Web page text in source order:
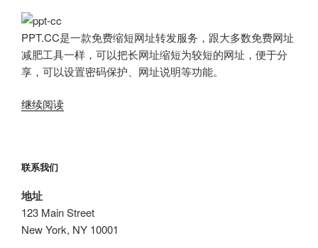
PPT.CC是一款免费缩短网址转发服务，跟大多数免费网址
减肥工具一样，可以把长网址缩短为较短的网址，便于分
享，可以设置密码保护、网址说明等功能。
继续阅读“PPT.CC
址
转
发
联系我们
地址
123 Main Street
New York, NY 10001